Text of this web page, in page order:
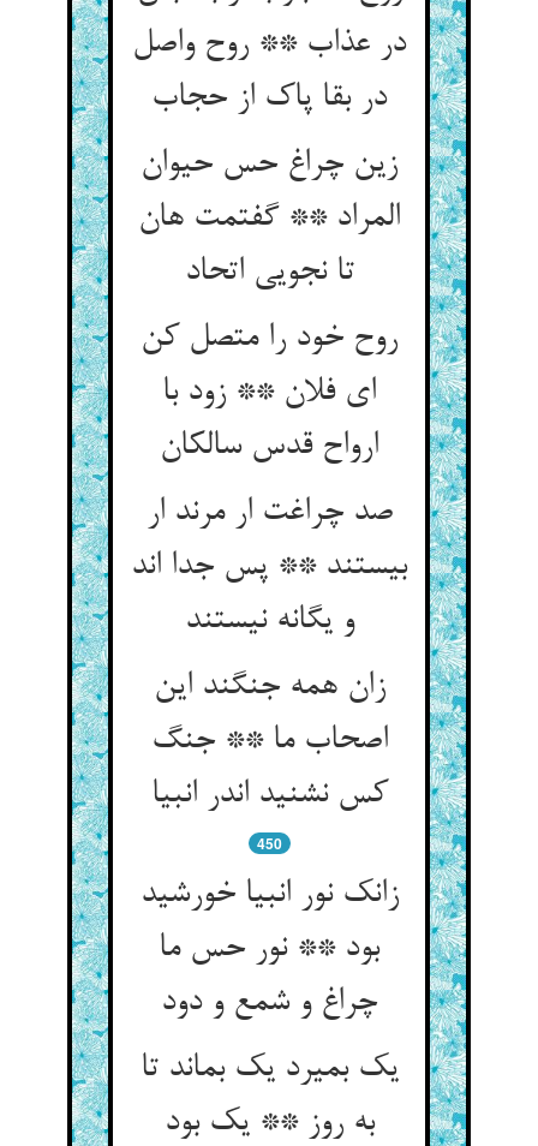
در عذاب ** روح واصل
در بقا پاک از حجاب
زین چراغ حس حیوان
المراد ** گفتمت هان
تا نجویی اتحاد
روح خود را متصل کن
ای فلان ** زود با
ارواح قدس سالکان
صد چراغت ار مرند ار
بیستند ** پس جدا اند
و یگانه نیستند
زان همه جنگند این
اصحاب ما ** جنگ
کس نشنید اندر انبیا
450
زانک نور انبیا خورشید
بود ** نور حس ما
چراغ و شمع و دود
یک بمیرد یک بماند تا
به روز ** یک بود